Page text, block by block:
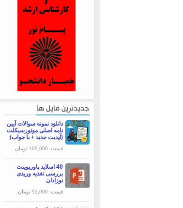
جدیدترین فایل ها
دانلود نمونه سوالات آیین
نامه اصلی موتورسیکلت
(آپدیت جدید + با جواب)
قیمت: 109,000 تومان
40 اسلاید پاورپوینت
بررسی تغذیه وریدی
نوزادان
قیمت: 92,000 تومان